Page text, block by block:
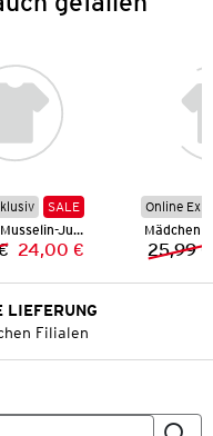
SALE
Mädchen Musselin-Jumpsuit
Vorheriger Preis:
Neuer Preis:
24,00 €
Online
Mädchen
25,99 €
LIEFERUNG
Filialen